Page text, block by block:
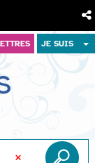
JE SUIS